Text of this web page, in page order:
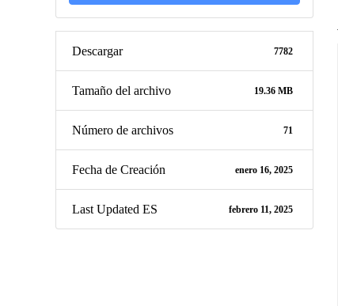
Descargar 7782
Tamaño del archivo 19.36 MB
Número de archivos 71
Fecha de Creación enero 16, 2025
Last Updated ES febrero 11, 2025